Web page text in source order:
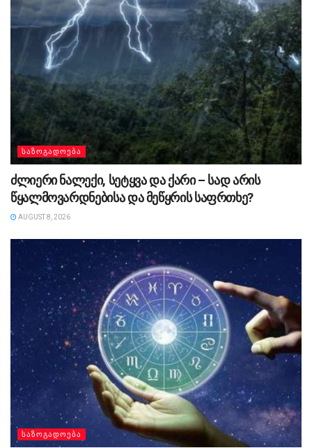
ᲡᲐᲖᲝᲒᲐᲓᲝᲔᲑᲐ
ძლიერი ნალექი, სეტყვა და ქარი – სად არის
წყალმოვარდნებისა და მეწყრის საფრთხე?
AUGUST 8, 2026
ᲡᲐᲖᲝᲒᲐᲓᲝᲔᲑᲐ